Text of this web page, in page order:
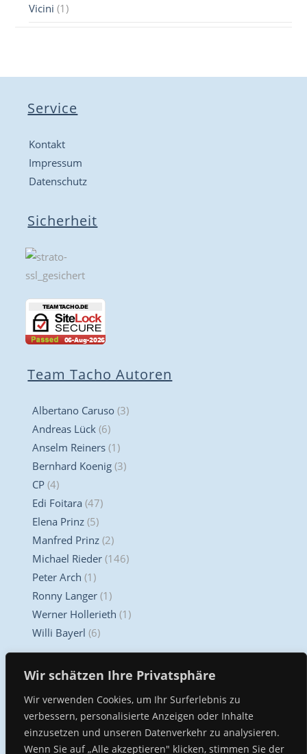
Wir schätzen Ihre Privatsphäre
Wir verwenden Cookies, um Ihr Surferlebnis zu
verbessern, personalisierte Anzeigen oder Inhalte
einzusetzen und unseren Datenverkehr zu analysieren.
Wenn Sie auf „Alle akzeptieren" klicken, stimmen Sie der
Vicini (1)
Service
Kontakt
Impressum
Datenschutz
Sicherheit
Team Tacho Autoren
Albertano Caruso (3)
Andreas Lück (6)
Anselm Reiners (1)
Bernhard Koenig (3)
CP (4)
Edi Foitara (47)
Elena Prinz (5)
Manfred Prinz (2)
Michael Rieder (146)
Peter Arch (1)
Ronny Langer (1)
Werner Hollerieth (1)
Willi Bayerl (6)
Unser Kompetenz Center